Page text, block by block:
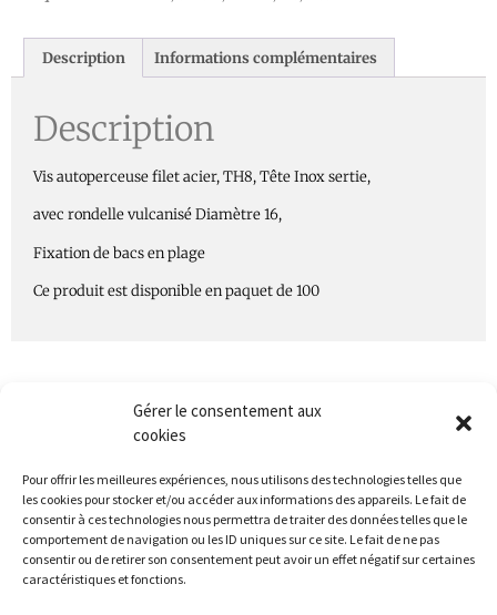
Gérer le consentement aux
cookies
Pour offrir les meilleures expériences, nous utilisons des technologies telles que
les cookies pour stocker et/ou accéder aux informations des appareils. Le fait de
consentir à ces technologies nous permettra de traiter des données telles que le
comportement de navigation ou les ID uniques sur ce site. Le fait de ne pas
consentir ou de retirer son consentement peut avoir un effet négatif sur certaines
caractéristiques et fonctions.
Description Informations complémentaires
Description
Vis autoperceuse filet acier, TH8, Tête Inox sertie,
avec rondelle vulcanisé Diamètre 16,
Fixation de bacs en plage
Ce produit est disponible en paquet de 100